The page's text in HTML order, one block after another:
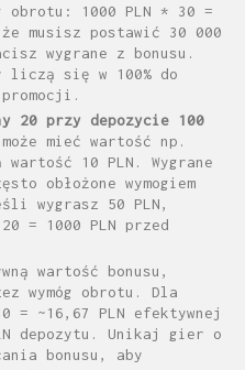
obrotu: 1000 PLN * 30 =
musisz postawić 30 000
wygrane z bonusu.
liczą się w 100% do
20 przy depozycie 100
mieć wartość np.
10 PLN. Wygrane
obłożone wymogiem
wygrasz 50 PLN,
= 1000 PLN przed
wartość bonusu,
wymóg obrotu. Dla
= ~16,67 PLN efektywnej
depozytu. Unikaj gier o
bonusu, aby